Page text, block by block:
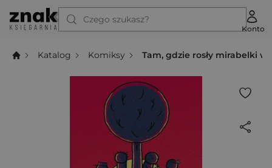
Czego szukasz?
Konto
Katalog Komiksy Tam, gdzie rosły mirabelki